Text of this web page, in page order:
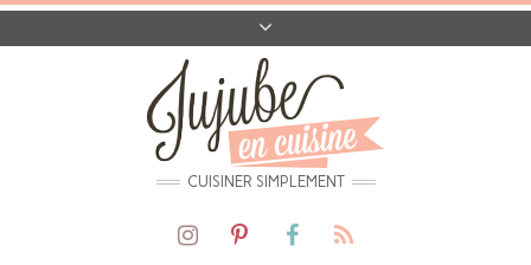
CONTACT
CODES PROMO
MATÉRIEL
CUISINER SIMPLEMENT